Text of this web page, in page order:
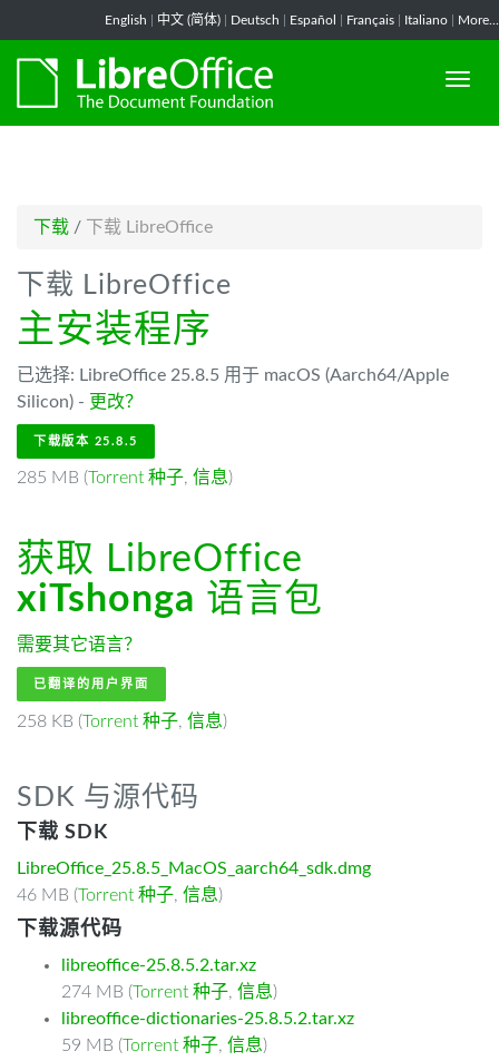
English 中文 (简体) Deutsch Español Français Italiano More...
下载 / 下载 LibreOffice
下载 LibreOffice
主安装程序
已选择: LibreOffice 25.8.5 用于 macOS (Aarch64/Apple
Silicon) - 更改？
下载版本 25.8.5
285 MB (Torrent 种子, 信息)
获取 LibreOffice
xiTshonga 语言包
需要其它语言？
已翻译的用户界面
258 KB (Torrent 种子, 信息)
SDK 与源代码
下载 SDK
LibreOffice_25.8.5_MacOS_aarch64_sdk.dmg
46 MB (Torrent 种子, 信息)
下载源代码
libreoffice-25.8.5.2.tar.xz
274 MB (Torrent 种子, 信息)
libreoffice-dictionaries-25.8.5.2.tar.xz
59 MB (Torrent 种子, 信息)